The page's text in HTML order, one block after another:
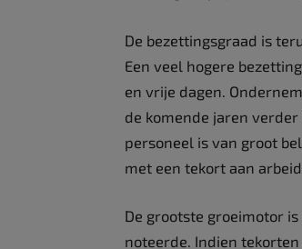
De bezettingsgraad is
Een veel hogere
en vrije dagen.
de komende jaren verder
personeel is van groot
met een tekort aan
De grootste groeimotor
noteerde. Indien